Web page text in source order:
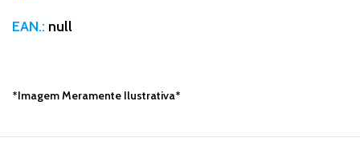
EAN.: null
*Imagem Meramente Ilustrativa*